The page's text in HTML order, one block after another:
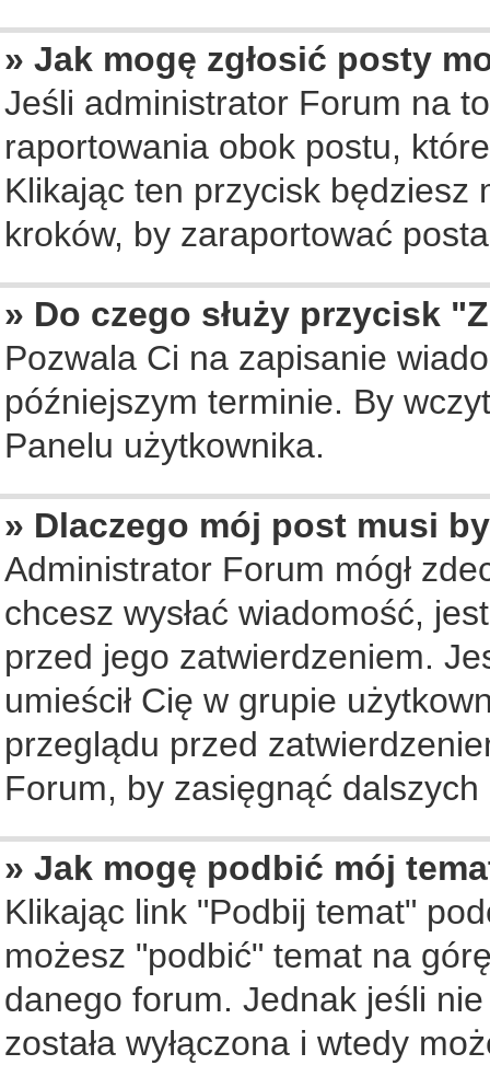
» Jak mogę zgłosić posty
Jeśli administrator Forum na
raportowania obok postu,
Klikając ten przycisk będziesz
kroków, by zaraportować
» Do czego służy przycisk
Pozwala Ci na zapisanie
późniejszym terminie. By
Panelu użytkownika.
» Dlaczego mój post musi
Administrator Forum mógł
chcesz wysłać wiadomość,
przed jego zatwierdzeniem.
umieścił Cię w grupie
przeglądu przed
Forum, by zasięgnąć
» Jak mogę podbić mój
Klikając link "Podbij temat"
możesz "podbić" temat na
danego forum. Jednak jeśli
została wyłączona i wtedy